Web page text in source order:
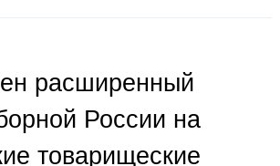
расширенный
России на
товарищеские